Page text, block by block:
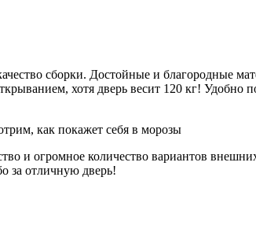
сборки. Достойные и благородные
хотя дверь весит 120 кг!
как покажет себя в морозы
и огромное количество вариантов
за отличную дверь!